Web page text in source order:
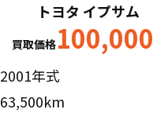
トヨタ イプサム
買取価格100,000
2001年式
63,500km